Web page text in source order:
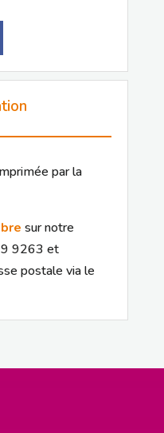
par la
sur notre
9263 et
postale via le